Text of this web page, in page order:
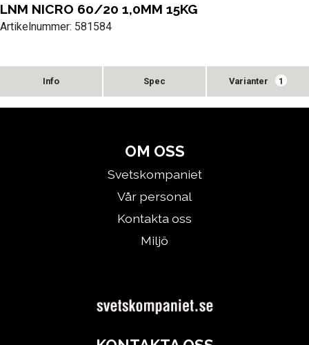
LNM NICRO 60/20 1,0MM 15KG
Artikelnummer: 581584
Varianter 1
OM OSS
Svetskompaniet
Vår personal
Kontakta oss
Miljö